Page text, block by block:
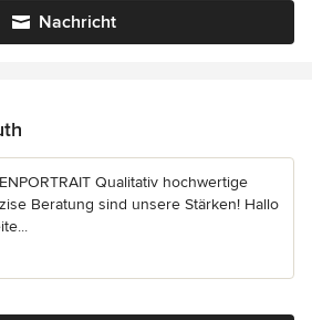
Nachricht
Qualitativ hochwertige
Beratung sind unsere Stärken! Hallo